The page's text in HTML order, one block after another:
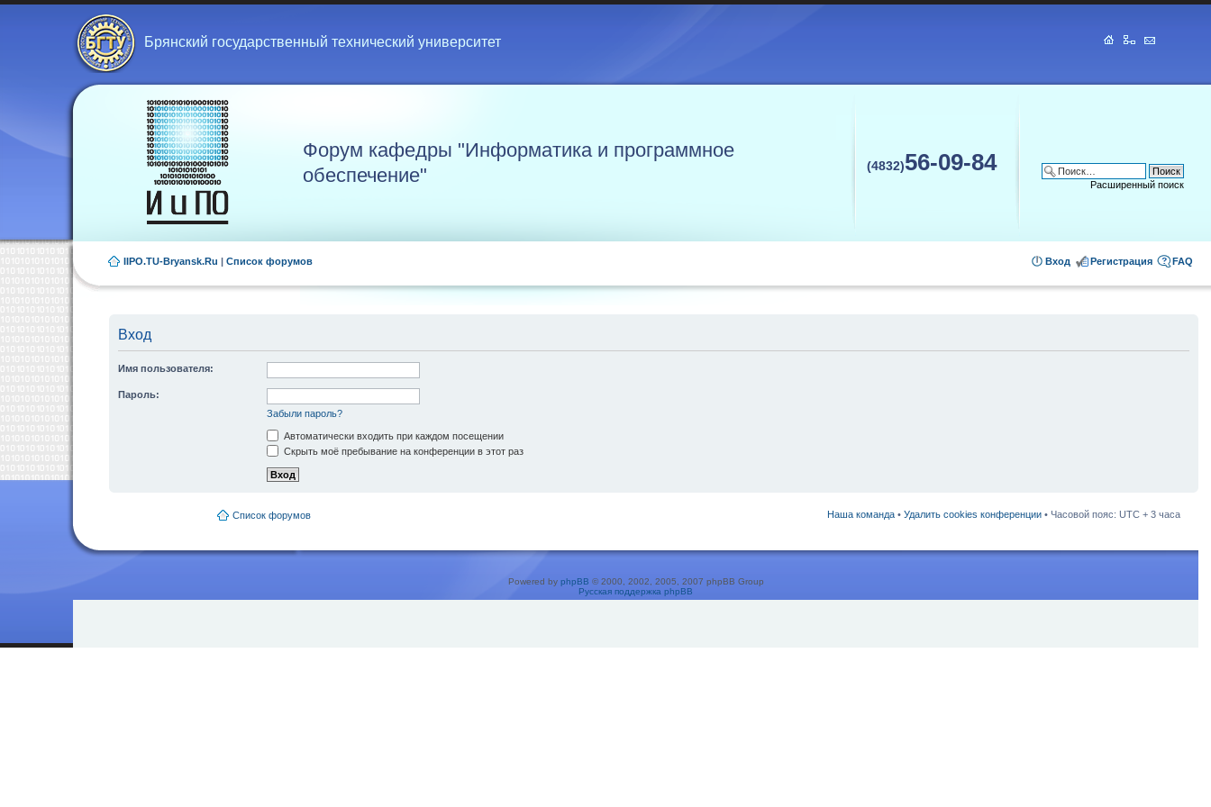
Брянский государственный технический университет
Форум кафедры "Информатика и программное
обеспечение"
(4832)56-09-84
Расширенный поиск
IIPO.TU-Bryansk.Ru | Список форумов FAQ
Регистрация
Вход
Вход
Имя пользователя:
Пароль:
Забыли пароль?
Автоматически входить при каждом посещении
Скрыть моё пребывание на конференции в этот раз
Список форумов Наша команда • Удалить cookies конференции • Часовой пояс: UTC + 3 часа
Powered by phpBB © 2000, 2002, 2005, 2007 phpBB Group
Русская поддержка phpBB